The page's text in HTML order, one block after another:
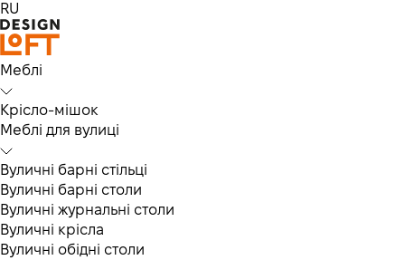
RU
Меблі
Крісло-мішок
Меблі для вулиці
Вуличні барні стільці
Вуличні барні столи
Вуличні журнальні столи
Вуличні крісла
Вуличні обідні столи